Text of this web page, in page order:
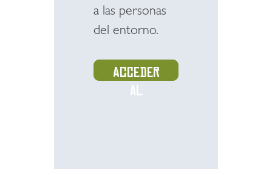
a las personas
del entorno.
Acceder
al